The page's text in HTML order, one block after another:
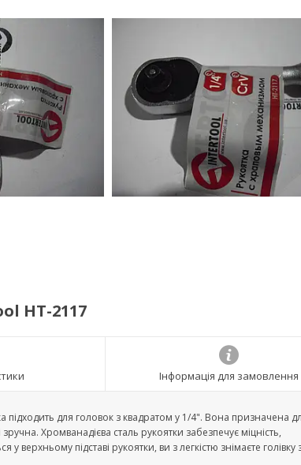
HT-2117
Інформація для замовлення
підходить для головок з квадратом у 1/4". Вона призначена
Хромванадієва сталь рукоятки забезпечує міцність,
верхньому підставі рукоятки, ви з легкістю знімаєте голівку